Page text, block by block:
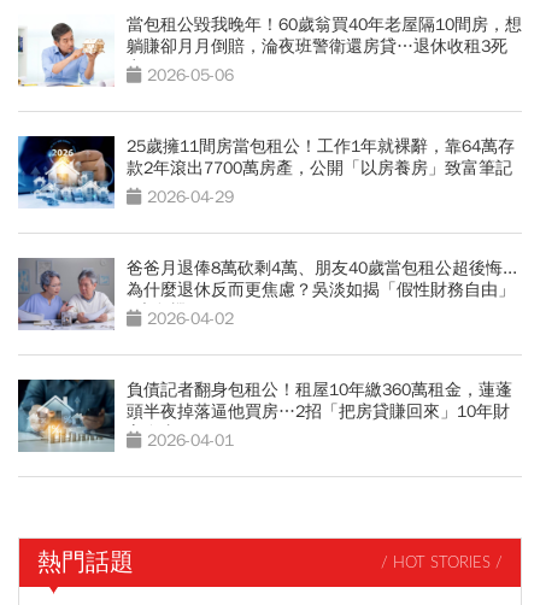
當包租公毀我晚年！60歲翁買40年老屋隔10間房，想
躺賺卻月月倒賠，淪夜班警衛還房貸…退休收租3死
穴 2026-05-06
25歲擁11間房當包租公！工作1年就裸辭，靠64萬存
款2年滾出7700萬房產，公開「以房養房」致富筆記
2026-04-29
爸爸月退俸8萬砍剩4萬、朋友40歲當包租公超後悔...
為什麼退休反而更焦慮？吳淡如揭「假性財務自由」
5大危機
2026-04-02
負債記者翻身包租公！租屋10年繳360萬租金，蓮蓬
頭半夜掉落逼他買房…2招「把房貸賺回來」10年財
富自由
2026-04-01
熱門話題 / HOT STORIES /